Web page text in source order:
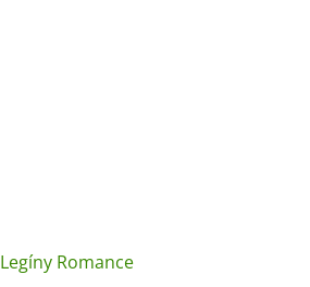
Legíny Romance